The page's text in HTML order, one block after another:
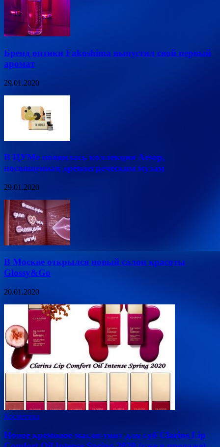
Бренд оптики Fakoshima выпустил свой первый
аромат
29.01.2020
В ЦУМе появилась коллекция Aesop,
посвященная древнегреческим музам
29.01.2020
В Москве открылся новый салон красоты
Glossy&Go
20.01.2020
Косметика
Новое кремовое масло-тинт для губ Clarins Lip